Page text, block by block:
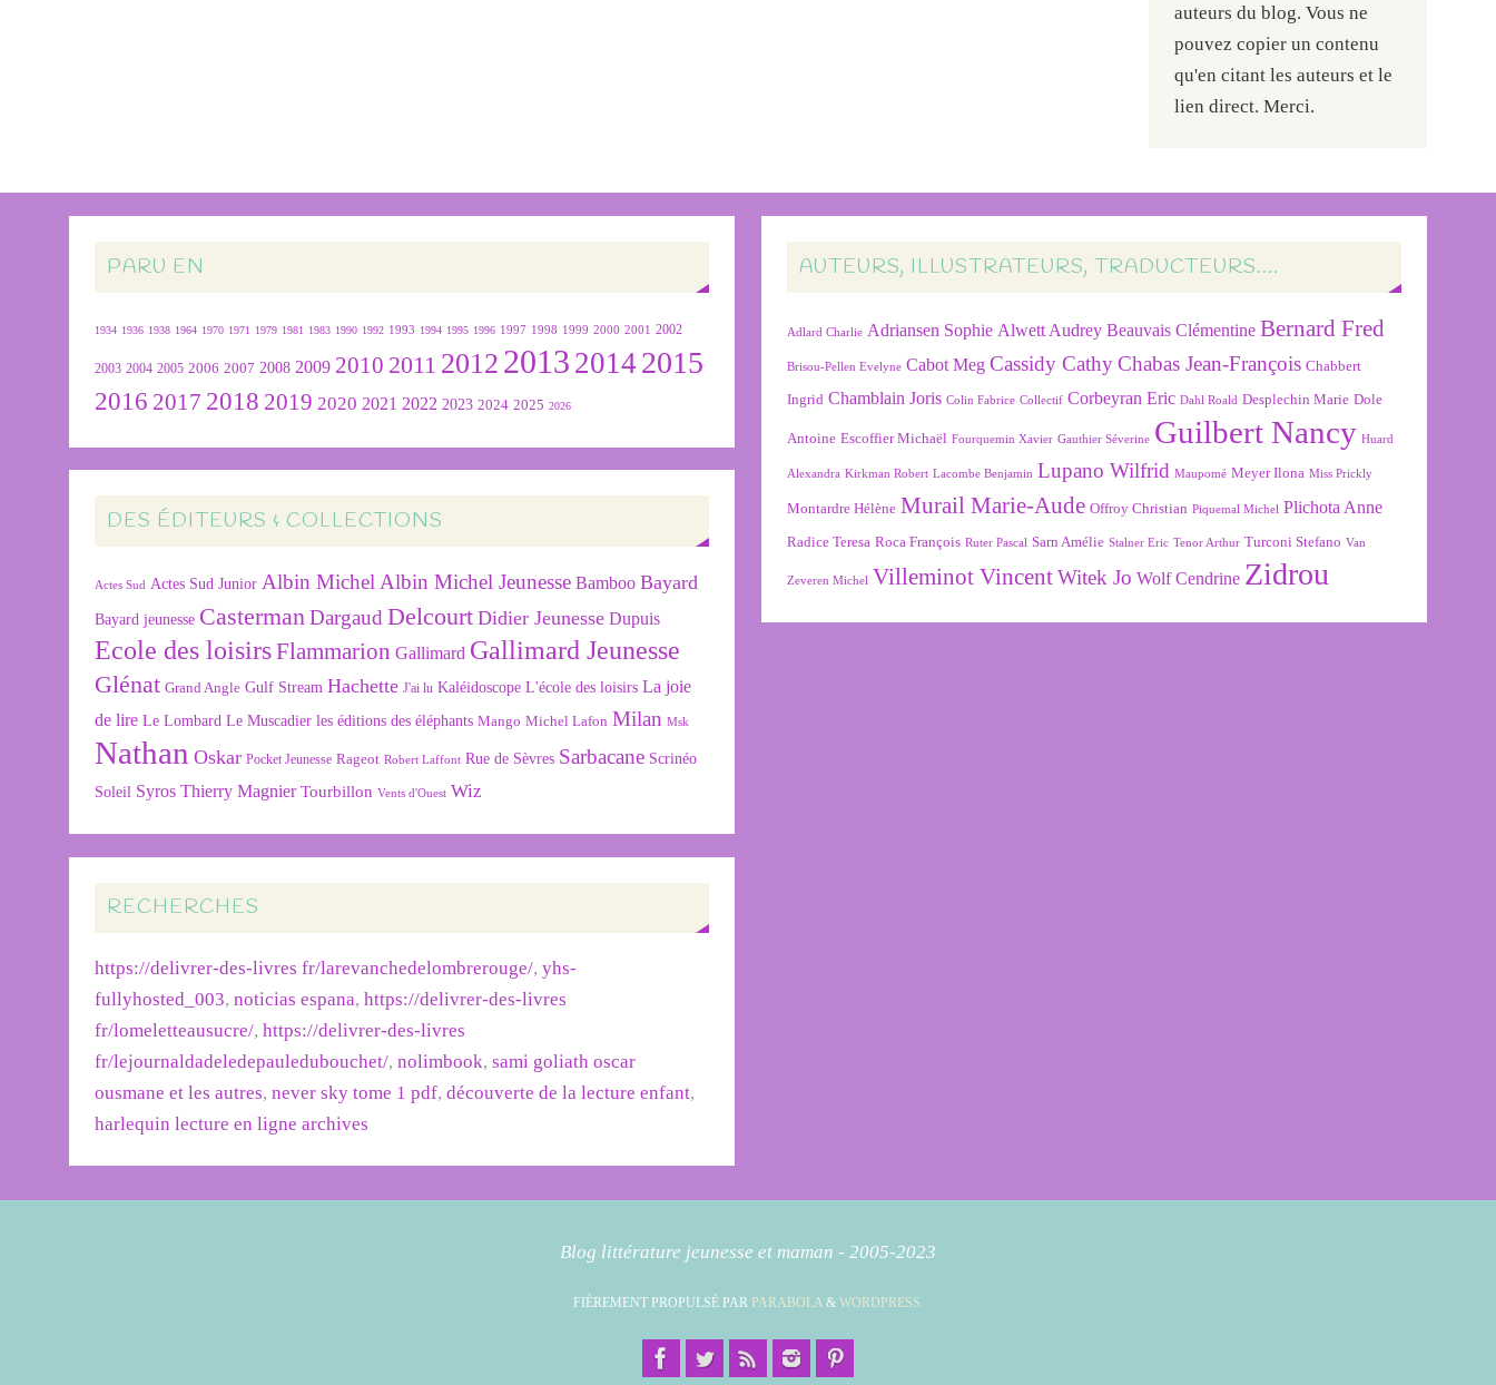
auteurs du blog. Vous ne
pouvez copier un contenu
qu'en citant les auteurs et le
lien direct. Merci.
PARU EN
1934 1936 1938 1964 1970 1971 1979 1981 1983 1990 1992 1993 1994 1995 1996 1997 1998 1999 2000 2001 2002
2003 2004 2005 2006 2007 2008 2009 2010 2011 2012 2013 2014 2015
2016 2017 2018 2019 2020 2021 2022 2023 2024 2025 2026
DES ÉDITEURS & COLLECTIONS
Actes Sud Actes Sud Junior Albin Michel Albin Michel Jeunesse Bamboo Bayard
Bayard jeunesse CastermanDargaud Delcourt Didier Jeunesse Dupuis
Ecole des loisirsFlammarion Gallimard Gallimard Jeunesse
Glénat Grand Angle Gulf Stream Hachette J'ai lu Kaléidoscope L'école des loisirs La joie
de lire Le Lombard Le Muscadier les éditions des éléphants Mango Michel Lafon Milan Msk
Nathan Oskar Pocket Jeunesse Rageot Robert Laffont Rue de Sèvres Sarbacane Scrinéo
Soleil Syros Thierry Magnier Tourbillon Vents d'Ouest Wiz
RECHERCHES
https://delivrer-des-livres fr/larevanchedelombrerouge/,yhs-
fullyhosted_003,noticias espana,https://delivrer-des-livres
fr/lomeletteausucre/,https://delivrer-des-livres
fr/lejournaldadeledepauledubouchet/,nolimbook,sami goliath oscar
ousmane et les autres,never sky tome 1 pdf,découverte de la lecture enfant,
harlequin lecture en ligne archives
AUTEURS, ILLUSTRATEURS, TRADUCTEURS….
Adlard Charlie Adriansen Sophie Alwett Audrey Beauvais Clémentine Bernard Fred
Brisou-Pellen Evelyne Cabot Meg Cassidy Cathy Chabas Jean-François Chabbert
Ingrid Chamblain Joris Colin Fabrice Collectif Corbeyran Eric Dahl Roald Desplechin Marie Dole
Antoine Escoffier Michaël Fourquemin Xavier Gauthier Séverine Guilbert Nancy Huard
Alexandra Kirkman Robert Lacombe Benjamin Lupano Wilfrid Maupomé Meyer Ilona Miss Prickly
Montardre Hélène Murail Marie-Aude Offroy Christian Piquemal Michel Plichota Anne
Radice Teresa Roca François Ruter Pascal Sarn Amélie Stalner Eric Tenor Arthur Turconi Stefano Van
Zeveren Michel Villeminot Vincent Witek Jo Wolf Cendrine Zidrou
Blog littérature jeunesse et maman - 2005-2023
FIÈREMENT PROPULSÉ PAR PARABOLA & WORDPRESS.